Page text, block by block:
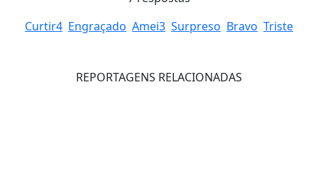
Curtir4 Engraçado Amei3 Surpreso Bravo Triste
REPORTAGENS RELACIONADAS